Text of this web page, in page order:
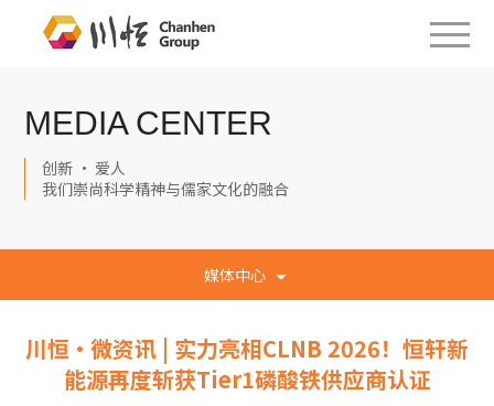
MEDIA CENTER
创新 · 爱人
我们崇尚科学精神与儒家文化的融合
媒体中心
川恒·微资讯 | 实力亮相CLNB 2026！恒轩新
能源再度斩获Tier1磷酸铁供应商认证